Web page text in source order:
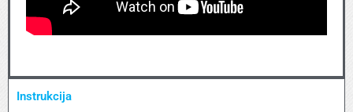
Instrukcija